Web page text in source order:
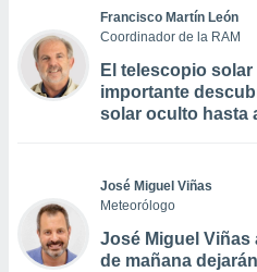
Francisco Martín León
Coordinador de la RAM
El telescopio
importante
solar oculto hasta
José Miguel Viñas
Meteorólogo
José Miguel
de mañana